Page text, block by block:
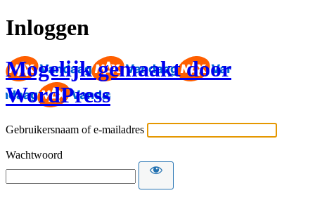
Inloggen
Mogelijk gemaakt door
WordPress
Gebruikersnaam of e-mailadres
Wachtwoord